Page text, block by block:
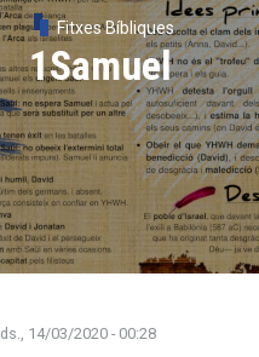
Fitxes Bíbliques
1Samuel
ds., 14/03/2020 - 00:28